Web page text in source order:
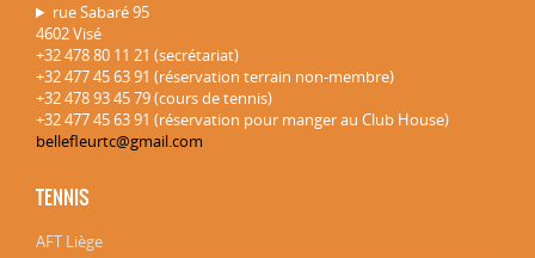
rue Sabaré 95
4602 Visé
+32 478 80 11 21 (secrétariat)
+32 477 45 63 91 (réservation terrain non-membre)
+32 478 93 45 79 (cours de tennis)
+32 477 45 63 91 (réservation pour manger au Club House)
bellefleurtc@gmail.com
TENNIS
AFT Liège